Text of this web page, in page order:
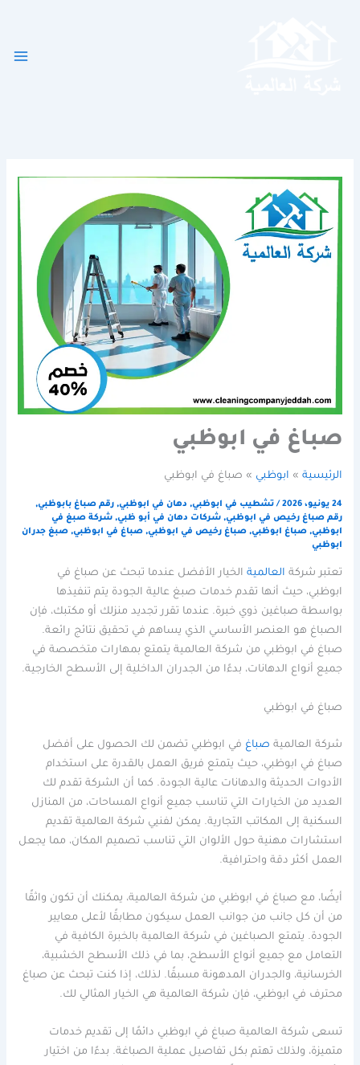
صباغ في ابوظبي
الرئيسية ابوظبي صباغ في ابوظبي
24 يونيو، 2026 /تشطيب في ابوظبي, دهان في ابوظبي,رقم صباغ بابوظبي,
رقم صباغ رخيص في ابوظبي,شركات دهان في أبو ظبي,شركة صبغ في
ابوظبي,صباغ ابوظبي,صباغ رخيص في ابوظبي,صباغ في ابوظبي,صبغ جدران
ابوظبي
تعتبر شركة العالمية الخيار الأفضل عندما تبحث عن صباغ في
ابوظبي، حيث أنها تقدم خدمات صبغ عالية الجودة يتم تنفيذها
بواسطة صباغين ذوي خبرة. عندما تقرر تجديد منزلك أو مكتبك، فإن
الصباغ هو العنصر الأساسي الذي يساهم في تحقيق نتائج رائعة.
صباغ في ابوظبي من شركة العالمية يتمتع بمهارات متخصصة في
جميع أنواع الدهانات، بدءًا من الجدران الداخلية إلى الأسطح الخارجية.
صباغ في ابوظبي
شركة العالمية صباغ في ابوظبي تضمن لك الحصول على أفضل
صباغ في ابوظبي، حيث يتمتع فريق العمل بالقدرة على استخدام
الأدوات الحديثة والدهانات عالية الجودة. كما أن الشركة تقدم لك
العديد من الخيارات التي تناسب جميع أنواع المساحات، من المنازل
السكنية إلى المكاتب التجارية. يمكن لفنيي شركة العالمية تقديم
استشارات مهنية حول الألوان التي تناسب تصميم المكان، مما يجعل
العمل أكثر دقة واحترافية.
أيضًا، مع صباغ في ابوظبي من شركة العالمية، يمكنك أن تكون واثقًا
من أن كل جانب من جوانب العمل سيكون مطابقًا لأعلى معايير
الجودة. يتمتع الصباغين في شركة العالمية بالخبرة الكافية في
التعامل مع جميع أنواع الأسطح، بما في ذلك الأسطح الخشبية،
الخرسانية، والجدران المدهونة مسبقًا. لذلك، إذا كنت تبحث عن صباغ
محترف في ابوظبي، فإن شركة العالمية هي الخيار المثالي لك.
تسعى شركة العالمية صباغ في ابوظبي دائمًا إلى تقديم خدمات
متميزة، ولذلك تهتم بكل تفاصيل عملية الصباغة. بدءًا من اختيار